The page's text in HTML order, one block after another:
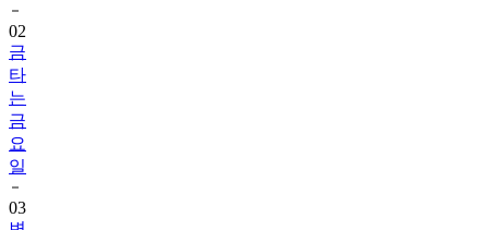
02
금
타
는
금
요
일
03